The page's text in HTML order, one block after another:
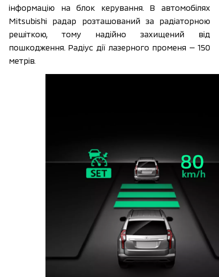
інформацію на блок керування. В автомобілях
Mitsubishi радар розташований за радіаторною
решіткою, тому надійно захищений від
пошкодження. Радіус дії лазерного променя — 150
метрів.